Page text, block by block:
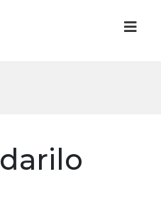
darilo